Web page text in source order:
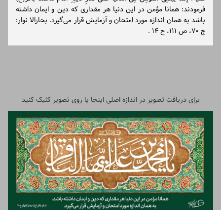
فرمودند: همانا مؤمن در این دنیا هر مقداری که دین و ایمان داشته
باشد به همان اندازه مورد امتحان و آزمایش قرار می‌گیرد. بحارالا نوار:
ج ۷۰، ص ۱۱۱، ح ۱۴ .
برای دریافت تصویر در اندازه اصلی اینجا یا روی تصویر کلیک کنید